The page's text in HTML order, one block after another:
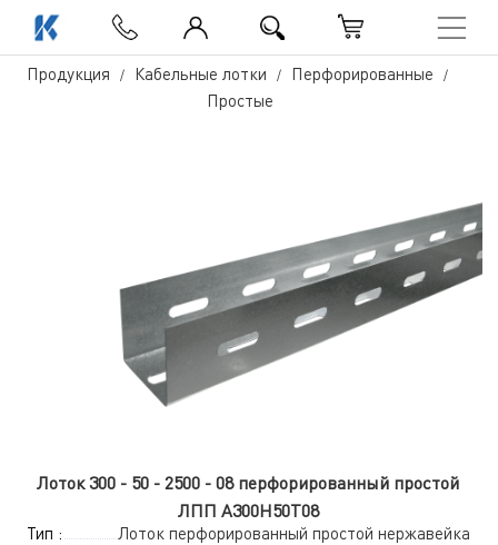
Продукция Кабельные лотки
Перфорированные
Простые
Лоток 300 - 50 - 2500 - 08 перфорированный простой
ЛПП A300Н50Т08
Тип :
Лоток перфорированный простой нержавейка